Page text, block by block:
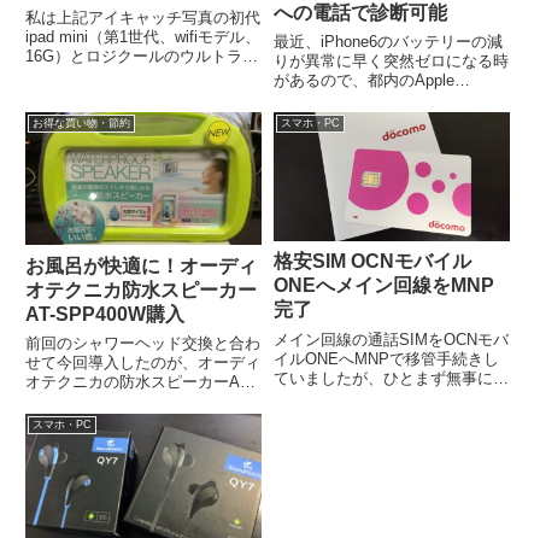
私は上記アイキャッチ写真の初代
ipad mini（第1世代、wifiモデル、
16G）とロジクールのウルトラス
への電話で診断可能
最近、iPhone6のバッテリーの減
りが異常に早く突然ゼロになる時
があるので、都内のApple
理サービス（公認））...
お得な買い物・節約
お風呂が快適に！オーディ
オテクニカ防水スピーカー
AT-SPP400W購入
前回のシャワーヘッド交換と合わ
せて今回導入したのが、オーディ
オテクニカの防水スピーカーAT-
プロックにiPhoneを入れて風呂...
スマホ・PC
格安SIM OCNモバイル
ONEへメイン回線をMNP
完了
メイン回線の通話SIMをOCNモバ
イルONEへMNPで移管手続きし
ていましたが、ひとまず無事に完
スマホ・PC